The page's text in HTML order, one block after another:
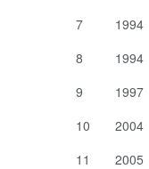
7
1994
8
1994
9
1997
10
2004
11
2005